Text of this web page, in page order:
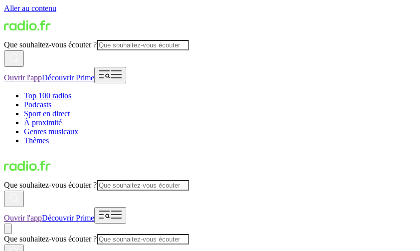
Aller au contenu
Que souhaitez-vous écouter ?
Ouvrir l'appDécouvrir Prime
Top 100 radios
Podcasts
Sport en direct
À proximité
Genres musicaux
Thèmes
Que souhaitez-vous écouter ?
Ouvrir l'appDécouvrir Prime
Que souhaitez-vous écouter ?